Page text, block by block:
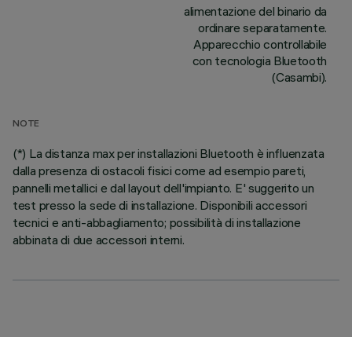
alimentazione del binario da
ordinare separatamente.
Apparecchio controllabile
con tecnologia Bluetooth
(Casambi).
NOTE
(*) La distanza max per installazioni Bluetooth è influenzata
dalla presenza di ostacoli fisici come ad esempio pareti,
pannelli metallici e dal layout dell'impianto. E' suggerito un
test presso la sede di installazione. Disponibili accessori
tecnici e anti-abbagliamento; possibilità di installazione
abbinata di due accessori interni.